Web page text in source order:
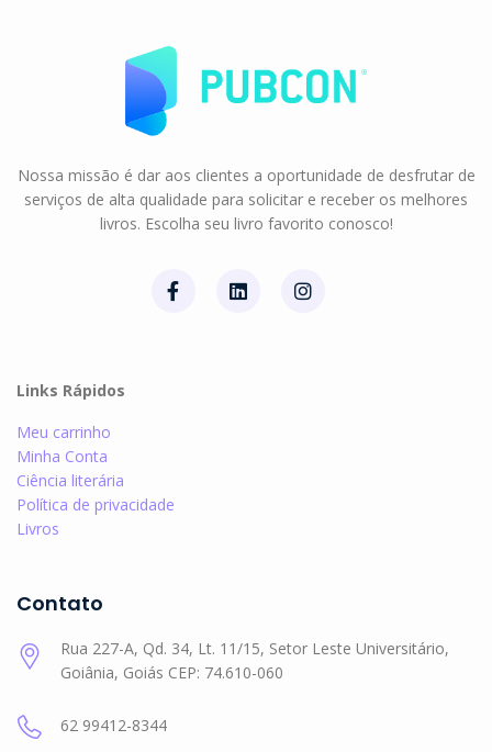
Nossa missão é dar aos clientes a oportunidade de desfrutar de
serviços de alta qualidade para solicitar e receber os melhores
livros. Escolha seu livro favorito conosco!
Links Rápidos
Meu carrinho
Minha Conta
Ciência literária
Política de privacidade
Livros
Contato
Rua 227-A, Qd. 34, Lt. 11/15, Setor Leste Universitário,
Goiânia, Goiás CEP: 74.610-060
62 99412-8344